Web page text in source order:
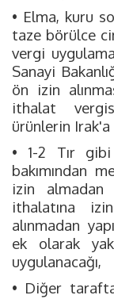
• Elma, kuru
taze börülce
vergi
Sanayi
ön izin
ithalat
ürünlerin Irak'a
• 1-2 Tır
bakımından
izin
ithalatına
alınmadan
ek olarak
uygulanacağı,
• Diğer